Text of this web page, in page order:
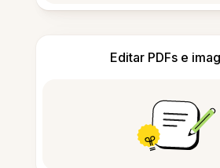
Editar PDFs e